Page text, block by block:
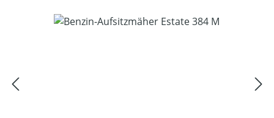
Bildergalerie überspringen